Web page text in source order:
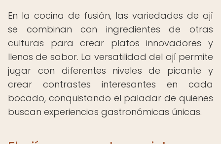
En la cocina de fusión, las variedades de ají
se combinan con ingredientes de otras
culturas para crear platos innovadores y
llenos de sabor. La versatilidad del ají permite
jugar con diferentes niveles de picante y
crear contrastes interesantes en cada
bocado, conquistando el paladar de quienes
buscan experiencias gastronómicas únicas.